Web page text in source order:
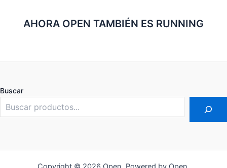
AHORA OPEN TAMBIÉN ES RUNNING
Buscar